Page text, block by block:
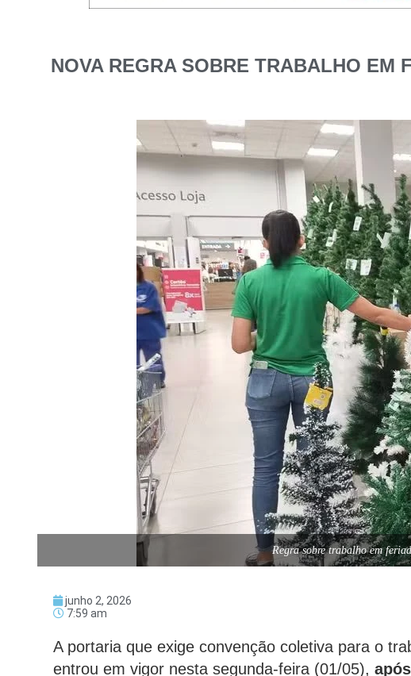
NOVA REGRA SOBRE TRABALHO EM
Regra sobre trabalho em
junho 2, 2026
7:59 am
A portaria que exige convenção coletiva para o
entrou em vigor nesta segunda-feira (01/05),